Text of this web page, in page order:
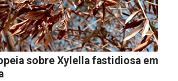
sobre Xylella fastidiosa em